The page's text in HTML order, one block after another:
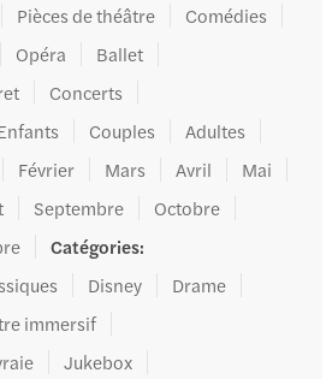
Pièces de théâtre
Comédies
Opéra
Ballet
Concerts
Couples
Adultes
Février Mars Avril
Mai
Septembre
Octobre
Catégories:
Disney
Drame
immersif
Jukebox